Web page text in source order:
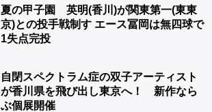
夏の甲子園 英明(香川)が関東第一(東東
京)との投手戦制す エース冨岡は無四球で
1失点完投
自閉スペクトラム症の双子アーティスト
が香川県を飛び出し東京へ！ 新作なら
ぶ個展開催